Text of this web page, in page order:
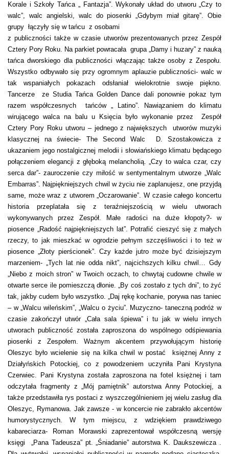
Korale i Szkoły Tańca „ Fantazja”. Wykonały układ do utworu „Czy to
walc”, walc angielski, walc do piosenki „Gdybym miał gitarę”. Obie
grupy łączyły się w tańcu z osobami
z publiczności także w czasie utworów prezentowanych przez Zespół
Cztery Pory Roku. Na parkiet powracała grupa „Damy i huzary” z nauką
tańca dworskiego dla publiczności włączając także osoby z Zespołu.
Wszystko odbywało się przy ogromnym aplauzie publiczności- walc w
tak wspaniałych pokazach odsłaniał wielokrotnie swoje piękno.
Tancerze ze Studia Tańca Golden Dance dali ponownie pokaz tym
razem współczesnych tańców „ Latino”. Nawiązaniem do klimatu
wirującego walca na balu u Księcia było wykonanie przez Zespół
Cztery Pory Roku utworu – jednego z największych utworów muzyki
klasycznej na świecie- The Second Walc D. Szostakowicza z
ukazaniem jego nostalgicznej melodii i słowiańskiego klimatu będącego
połączeniem elegancji z głęboką melancholią. „Czy to walca czar, czy
serca dar”- zauroczenie czy miłość w sentymentalnym utworze „Walc
Embarras”. Najpiękniejszych chwil w życiu nie zaplanujesz, one przyjdą
same, może wraz z utworem „Oczarowanie”. W czasie całego koncertu
historia przeplatała się z teraźniejszością w wielu utworach
wykonywanych przez Zespół. Małe radości na duże kłopoty?- w
piosence „Radość najpiękniejszych lat”. Potrafić cieszyć się z małych
rzeczy, to jak mieszkać w ogrodzie pełnym szczęśliwości i to też w
piosence „Złoty pierścionek”. Czy każde jutro może być dzisiejszym
marzeniem- „Tych lat nie odda nikt”, najcichszych kilku chwil… Gdy
„Niebo z moich stron” w Twoich oczach, to chwytaj cudowne chwile w
otwarte serce ile pomieszczą dłonie. „By coś zostało z tych dni”, to żyć
tak, jakby cudem było wszystko. „Daj rękę kochanie, porywa nas taniec
– w „Walcu wileńskim”, „Walcu o życiu”. Muzyczno- taneczną podróż w
czasie zakończył utwór „Cała sala śpiewa” i tu jak w wielu innych
utworach publiczność została zaproszona do wspólnego odśpiewania
piosenki z Zespołem. Ważnym akcentem przywołującym historię
Oleszyc było wcielenie się na kilka chwil w postać księżnej Anny z
Działyńskich Potockiej, co z powodzeniem uczyniła Pani Krystyna
Czerwiec. Pani Krystyna została zaproszona na fotel księżnej i tam
odczytała fragmenty z „Mój pamiętnik” autorstwa Anny Potockiej, a
także przedstawiła rys postaci z wyszczególnieniem jej wielu zasług dla
Oleszyc, Rymanowa. Jak zawsze - w koncercie nie zabrakło akcentów
humorystycznych. W tym miejscu, z wdziękiem prawdziwego
kabareciarza- Roman Morawski zaprezentował współczesną wersję
księgi „Pana Tadeusza” pt. „Śniadanie” autorstwa K. Daukszewicza .